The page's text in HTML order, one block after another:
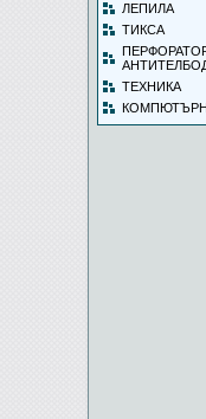
ЛЕПИЛА
ТИКСА
ТЕХНИКА